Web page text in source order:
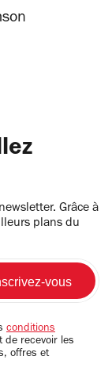
Grâce à
plans du
conditions
de recevoir les
offres et